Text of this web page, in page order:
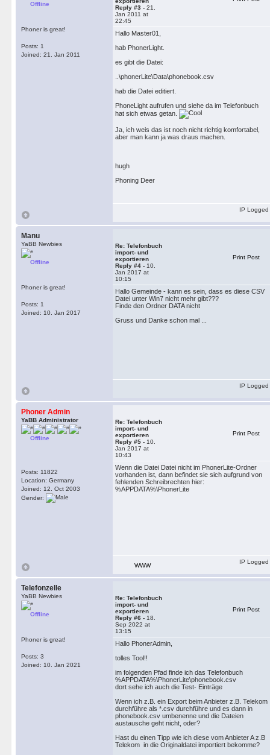
Offline
Phoner is great!
Posts: 1
Joined: 21. Jan 2011
Reply #3 - 21.
Jan 2011 at
22:45
Hallo Master01,
hab PhonerLight.
es gibt die Datei:
..\phonerLite\Data\phonebook.csv
hab die Datei editiert.
PhoneLight aufrufen und siehe da im Telefonbuch
hat sich etwas getan.
Ja, ich weis das ist noch nicht richtig komfortabel,
aber man kann ja was draus machen.
hugh
Phoning Deer
IP Logged
Manu
YaBB Newbies
Offline
Phoner is great!
Posts: 1
Joined: 10. Jan 2017
Re: Telefonbuch
import- und
exportieren
Reply #4 - 10.
Jan 2017 at
10:15
Print Post
Hallo Gemeinde - kann es sein, dass es diese CSV
Datei unter Win7 nicht mehr gibt???
Finde den Ordner DATA nicht
Gruss und Danke schon mal ...
IP Logged
Phoner Admin
YaBB Administrator
Offline
Posts: 11822
Location: Germany
Joined: 12. Oct 2003
Gender:
Re: Telefonbuch
import- und
exportieren
Reply #5 - 10.
Jan 2017 at
10:43
Print Post
Wenn die Datei Datei nicht im PhonerLite-Ordner
vorhanden ist, dann befindet sie sich aufgrund von
fehlenden Schreibrechten hier:
%APPDATA%\PhonerLite
WWW
IP Logged
Telefonzelle
YaBB Newbies
Offline
Phoner is great!
Posts: 3
Joined: 10. Jan 2021
Re: Telefonbuch
import- und
exportieren
Reply #6 - 18.
Sep 2022 at
13:15
Print Post
Hallo PhonerAdmin,
tolles Tool!!
im folgenden Pfad finde ich das Telefonbuch
%APPDATA%\PhonerLite\phonebook.csv
dort sehe ich auch die Test- Einträge
Wenn ich z.B. ein Export beim Anbieter z.B. Telekom
durchführe als *.csv durchführe und es dann in
phonebook.csv umbenenne und die Dateien
austausche geht nicht, oder?
Hast du einen Tipp wie ich diese vom Anbieter A z.B
Telekom in die Originaldatei importiert bekomme?